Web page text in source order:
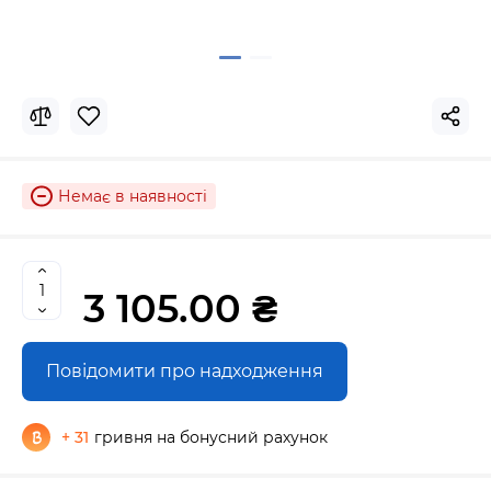
Немає в наявності
3 105.00 ₴
Повідомити про надходження
+ 31 гривня на бонусний рахунок